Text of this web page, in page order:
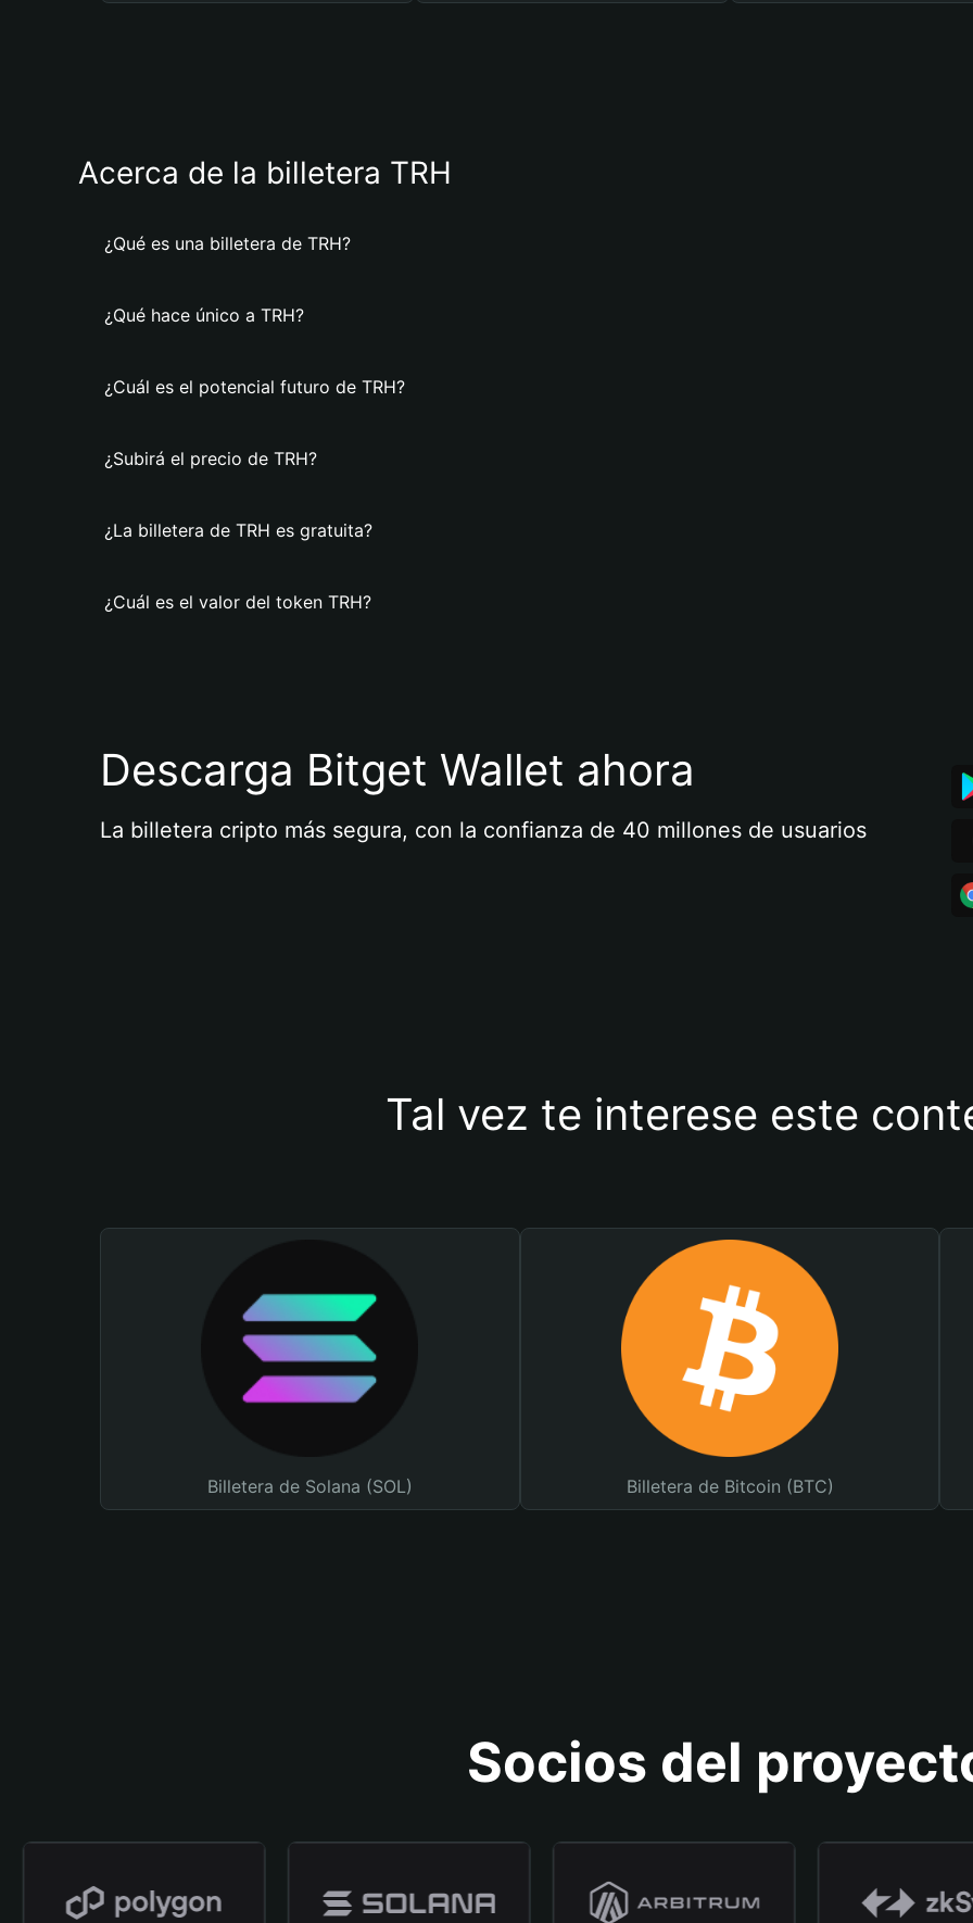
Acerca de la billetera TRH
¿Qué es una billetera de TRH?
¿Qué hace único a TRH?
¿Cuál es el potencial futuro de TRH?
¿Subirá el precio de TRH?
¿La billetera de TRH es gratuita?
¿Cuál es el valor del token TRH?
Descarga Bitget Wallet ahora
La billetera cripto más segura, con la confianza de 40 millones de usuarios
Tal vez te interese este
Billetera de Solana (SOL) Billetera de Bitcoin (BTC)
Socios del